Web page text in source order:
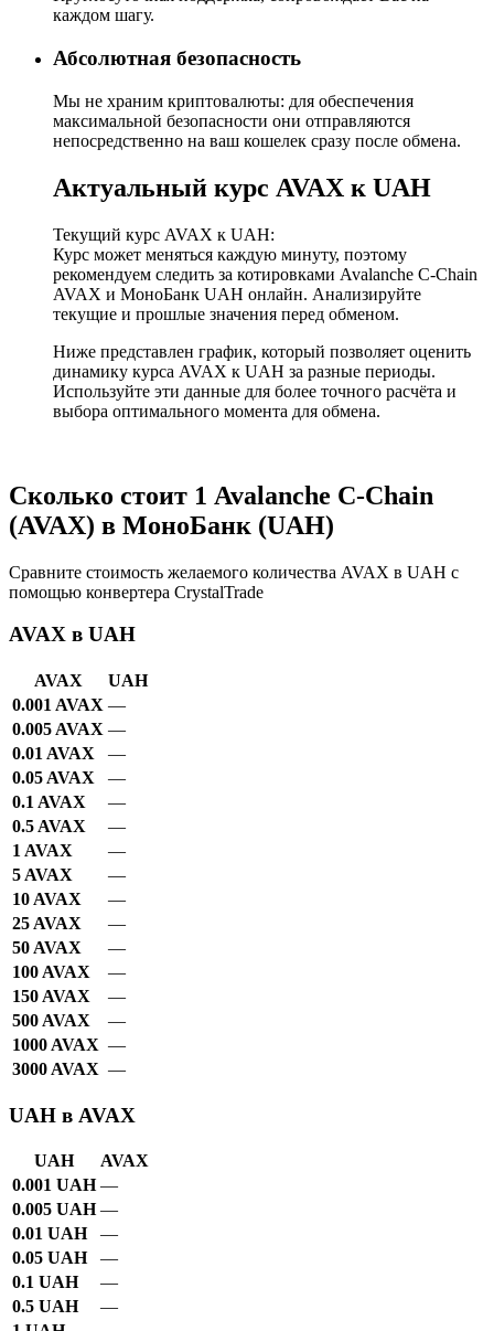
каждом шагу.
Абсолютная безопасность
Мы не храним криптовалюты: для обеспечения
максимальной безопасности они отправляются
непосредственно на ваш кошелек сразу после обмена.
Актуальный курс AVAX к UAH
Текущий курс AVAX к UAH:
Курс может меняться каждую минуту, поэтому
рекомендуем следить за котировками Avalanche C-Chain
AVAX и МоноБанк UAH онлайн. Анализируйте
текущие и прошлые значения перед обменом.
Ниже представлен график, который позволяет оценить
динамику курса AVAX к UAH за разные периоды.
Используйте эти данные для более точного расчёта и
выбора оптимального момента для обмена.
Сколько стоит 1 Avalanche C-Chain
(AVAX) в МоноБанк (UAH)
Сравните стоимость желаемого количества AVAX в UAH с
помощью конвертера CrystalTrade
AVAX в UAH
AVAX
UAH
0.001 AVAX —
0.005 AVAX —
0.01 AVAX
—
0.05 AVAX
—
0.1 AVAX
—
0.5 AVAX
—
1 AVAX
—
5 AVAX
—
10 AVAX
—
25 AVAX
—
50 AVAX
—
100 AVAX
—
150 AVAX
—
500 AVAX
—
1000 AVAX —
3000 AVAX —
UAH в AVAX
UAH
AVAX
0.001 UAH —
0.005 UAH —
0.01 UAH
—
0.05 UAH
—
0.1 UAH
—
0.5 UAH
—